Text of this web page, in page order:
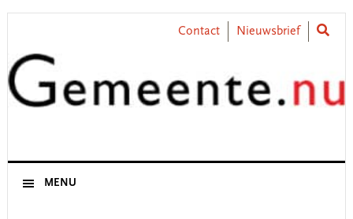
Skip
primary
navigation
Skip
content
Skip
primary
sidebar
Skip
footer
Contact Nieuwsbrief
MENU